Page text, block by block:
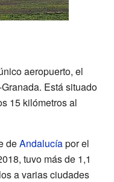
aeropuerto, el
Está situado
15 kilómetros al
deAndalucíapor el
tuvo más de 1,1
a varias ciudades